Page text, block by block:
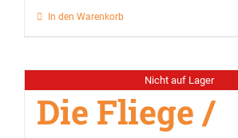
In den Warenkorb
Nicht auf Lager
Die Fliege /